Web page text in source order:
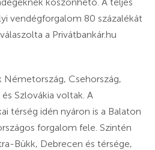
vendégforgalom 80 százalékát
a Privátbankár.hu
Csehország,
Szlovákia voltak. A
térség idén nyáron is a Balaton
forgalom fele. Szintén
Bükk, Debrecen és térsége,